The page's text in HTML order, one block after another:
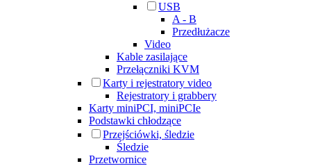
USB
A - B
Przedłużacze
Video
Kable zasilające
Przełączniki KVM
Karty i rejestratory video
Rejestratory i grabbery
Karty miniPCI, miniPCIe
Podstawki chłodzące
Przejściówki, śledzie
Śledzie
Przetwornice